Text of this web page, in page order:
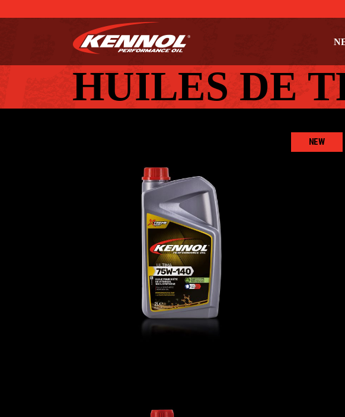
HUILES DE
ULTIMA 75W-140
AUTO , Huiles de transmission
NEW